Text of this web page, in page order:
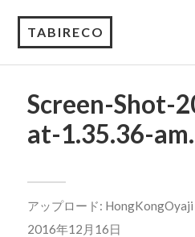
TABIRECO
Screen-Shot-
at-1.35.36-
アップロード: HongKongOyaji
2016年12月16日